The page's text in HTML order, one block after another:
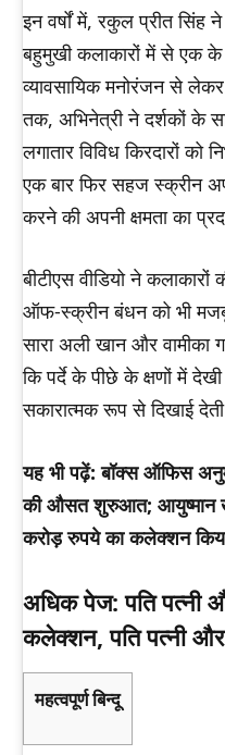
इन वर्षों में, रकुल प्रीत सिंह
बहुमुखी कलाकारों में से एक के
व्यावसायिक मनोरंजन से
तक, अभिनेत्री ने दर्शकों के
लगातार विविध किरदारों को
एक बार फिर सहज स्क्रीन
करने की अपनी क्षमता का
बीटीएस वीडियो ने कलाकारों
ऑफ-स्क्रीन बंधन को भी
सारा अली खान और वामीका
कि पर्दे के पीछे के क्षणों में
सकारात्मक रूप से दिखाई
यह भी पढ़ें: बॉक्स ऑफिस
की औसत शुरुआत; आयुष्मान
करोड़ रुपये का कलेक्शन
अधिक पेज: पति पत्नी
कलेक्शन, पति पत्नी और
महत्वपूर्ण बिन्दू